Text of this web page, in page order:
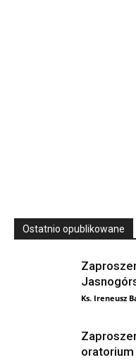
Ostatnio opublikowane
Ks. Ireneusz
oratorium